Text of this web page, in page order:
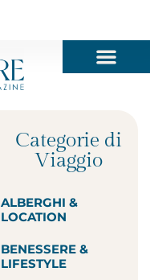
Categorie di
Viaggio
ALBERGHI &
LOCATION
BENESSERE &
LIFESTYLE